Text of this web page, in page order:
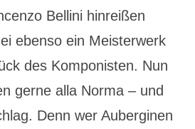
Bellini hinreißen
ebenso ein Meisterwerk
des Komponisten. Nun
gerne alla Norma – und
Denn wer Auberginen